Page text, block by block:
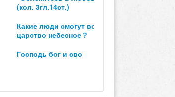
(кол. 3гл.14ст.)
какие люди смогут войти в
царство небесное？
господь бог и сво